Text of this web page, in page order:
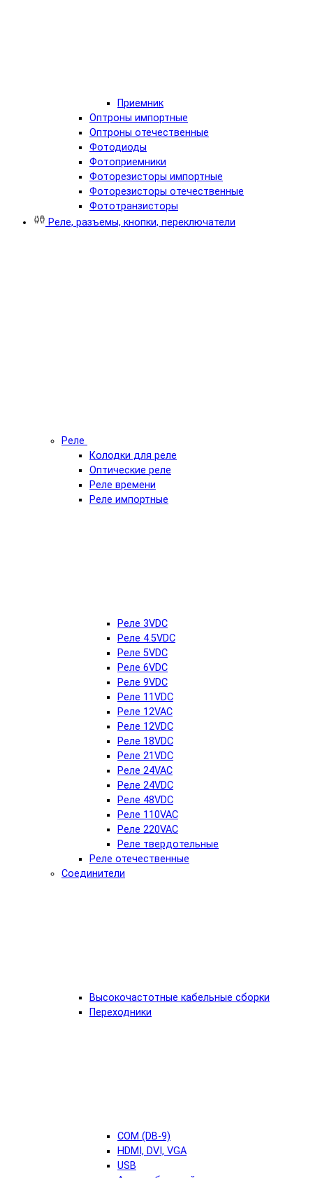
Приемник
Оптроны импортные
Оптроны отечественные
Фотодиоды
Фотоприемники
Фоторезисторы импортные
Фоторезисторы отечественные
Фототранзисторы
Реле, разъемы, кнопки, переключатели
Реле
Колодки для реле
Оптические реле
Реле времени
Реле импортные
Реле 3VDC
Реле 4.5VDC
Реле 5VDC
Реле 6VDC
Реле 9VDC
Реле 11VDC
Реле 12VAC
Реле 12VDC
Реле 18VDC
Реле 21VDC
Реле 24VAC
Реле 24VDC
Реле 48VDC
Реле 110VAC
Реле 220VAC
Реле твердотельные
Реле отечественные
Соединители
Высокочастотные кабельные сборки
Переходники
COM (DB-9)
HDMI, DVI, VGA
USB